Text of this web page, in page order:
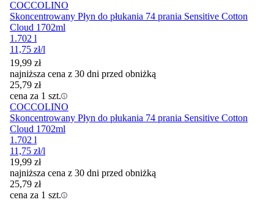
COCCOLINO
Skoncentrowany Płyn do płukania 74 prania Sensitive Cotton
Cloud 1702ml
1.702 l
11,75 zł/l
19,99 zł
najniższa cena z 30 dni przed obniżką
25,79 zł
cena za 1 szt.
COCCOLINO
Skoncentrowany Płyn do płukania 74 prania Sensitive Cotton
Cloud 1702ml
1.702 l
11,75 zł/l
19,99 zł
najniższa cena z 30 dni przed obniżką
25,79 zł
cena za 1 szt.